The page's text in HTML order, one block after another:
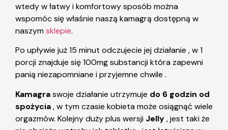
wtedy w łatwy i komfortowy sposób można
wspomóc się właśnie naszą kamagrą dostępną w
naszym sklepie.
Po upływie już 15 minut odczujecie jej działanie , w 1
porcji znajduje się 100mg substancji która zapewni
panią niezapomniane i przyjemne chwile .
Kamagraswoje działanie utrzymuje do 6 godzin od
spożycia, w tym czasie kobieta może osiągnąć wiele
orgazmów. Kolejny duży plus wersji Jelly, jest taki że